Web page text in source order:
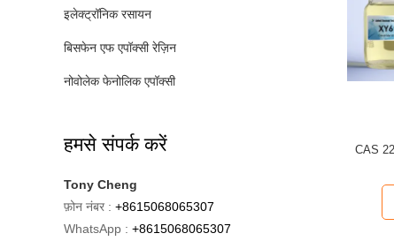
इलेक्ट्रॉनिक रसायन
बिसफेन एफ एपॉक्सी रेज़िन
नोवोलेक फेनोलिक एपॉक्सी
हमसे संपर्क करें
Tony Cheng
फ़ोन नंबर : +8615068065307
WhatsApp : +8615068065307
CAS